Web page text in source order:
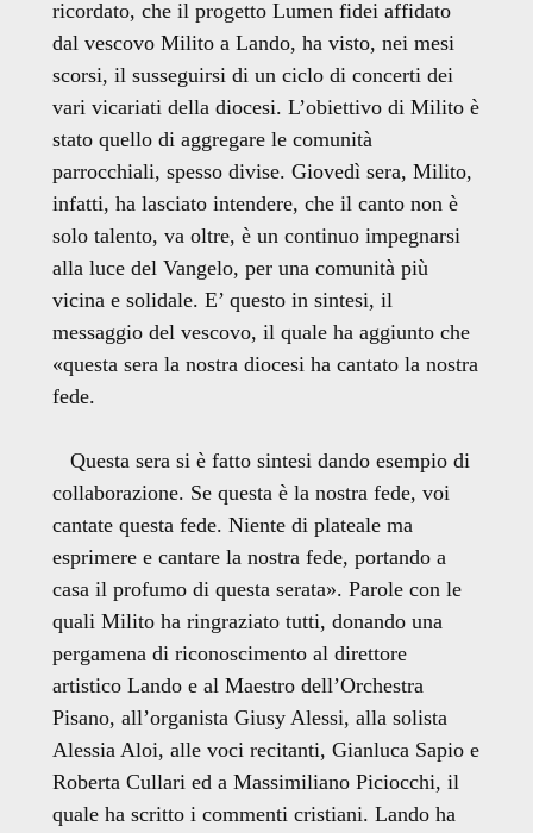
ricordato, che il progetto Lumen fidei affidato
dal vescovo Milito a Lando, ha visto, nei mesi
scorsi, il susseguirsi di un ciclo di concerti dei
vari vicariati della diocesi. L’obiettivo di Milito è
stato quello di aggregare le comunità
parrocchiali, spesso divise. Giovedì sera, Milito,
infatti, ha lasciato intendere, che il canto non è
solo talento, va oltre, è un continuo impegnarsi
alla luce del Vangelo, per una comunità più
vicina e solidale. E’ questo in sintesi, il
messaggio del vescovo, il quale ha aggiunto che
«questa sera la nostra diocesi ha cantato la nostra
fede.
Questa sera si è fatto sintesi dando esempio di
collaborazione. Se questa è la nostra fede, voi
cantate questa fede. Niente di plateale ma
esprimere e cantare la nostra fede, portando a
casa il profumo di questa serata». Parole con le
quali Milito ha ringraziato tutti, donando una
pergamena di riconoscimento al direttore
artistico Lando e al Maestro dell’Orchestra
Pisano, all’organista Giusy Alessi, alla solista
Alessia Aloi, alle voci recitanti, Gianluca Sapio e
Roberta Cullari ed a Massimiliano Piciocchi, il
quale ha scritto i commenti cristiani. Lando ha